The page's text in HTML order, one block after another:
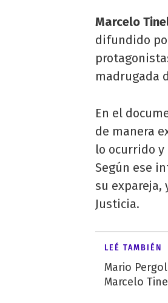
Marcelo
difundido
madrugada
En el
de manera
lo ocurrido
Según ese
su expareja,
Justicia.
LEÉ TAMBIÉN
Mario
Marcelo